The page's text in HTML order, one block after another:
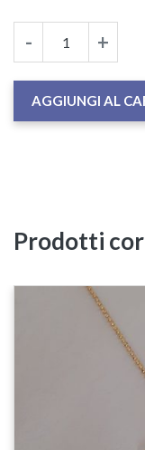
- +
AGGIUNGI AL
Prodotti